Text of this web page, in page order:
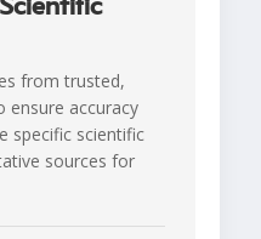
from trusted,
ensure accuracy
specific scientific
sources for